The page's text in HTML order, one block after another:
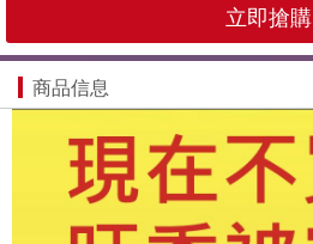
立即搶購
商品信息